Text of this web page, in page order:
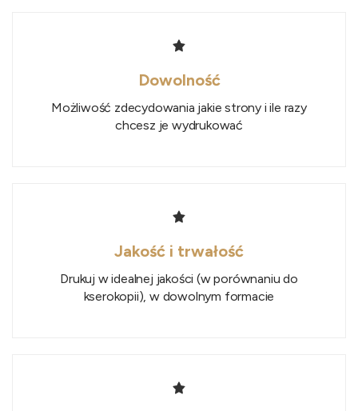
Dowolność
Możliwość zdecydowania jakie strony i ile razy
chcesz je wydrukować
Jakość i trwałość
Drukuj w idealnej jakości (w porównaniu do
kserokopii), w dowolnym formacie